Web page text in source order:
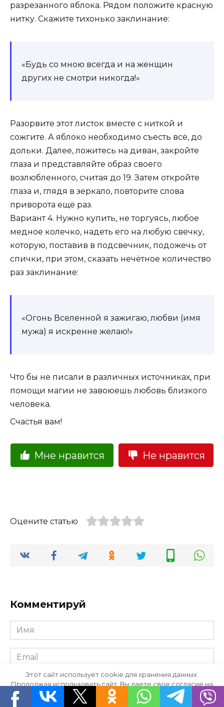
разрезанного яблока. Рядом положите красную
нитку. Скажите тихонько заклинание:
«Будь со мною всегда и на женщин
других не смотри никогда!»
Разорвите этот листок вместе с ниткой и
сожгите. А яблоко необходимо съесть всё, до
дольки. Далее, ложитесь на диван, закройте
глаза и представляйте образ своего
возлюбленного, считая до 19. Затем откройте
глаза и, глядя в зеркало, повторите слова
приворота ещё раз.
Вариант 4. Нужно купить, не торгуясь, любое
медное колечко, надеть его на любую свечку,
которую, поставив в подсвечник, подожечь от
спички, при этом, сказать нечётное количество
раз заклинание:
«Огонь Вселенной я зажигаю, любви (имя
мужа) я искренне желаю!»
Что бы не писали в различных источниках, при
помощи магии не завоюешь любовь близкого
человека.
Счастья вам!
Мне нравится Не нравится
Оцените статью
Комментируй
Имя
Email
Комментарий
Этот сайт использует cookie для хранения данных.
Продолжая использовать сайт, Вы даете свое согласие на
работу с этими файлами.